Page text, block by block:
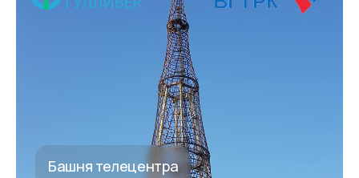
Башня телецентра